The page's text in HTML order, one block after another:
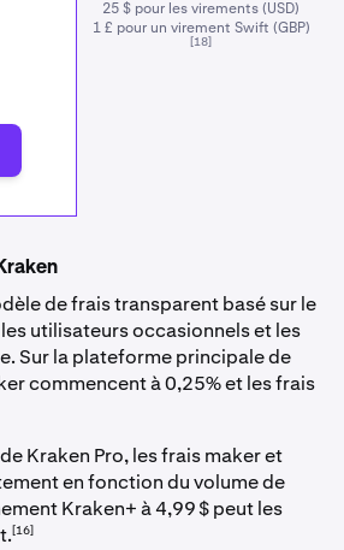
25 $ pour les virements (USD)
1 £ pour un virement Swift (GBP)
[18]
de frais transparent basé sur le
utilisateurs occasionnels et les
Sur la plateforme principale de
commencent à 0,25% et les frais
Kraken Pro, les frais maker et
en fonction du volume de
Kraken+ à 4,99 $ peut les
[16]